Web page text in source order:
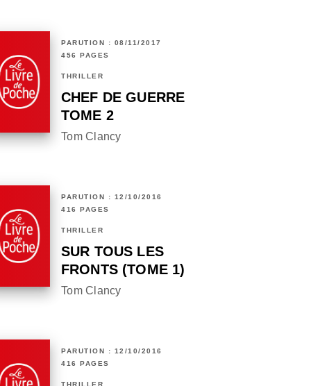
PARUTION : 08/11/2017
456 PAGES
THRILLER
CHEF DE GUERRE
TOME 2
Tom Clancy
PARUTION : 12/10/2016
416 PAGES
THRILLER
SUR TOUS LES
FRONTS (TOME 1)
Tom Clancy
PARUTION : 12/10/2016
416 PAGES